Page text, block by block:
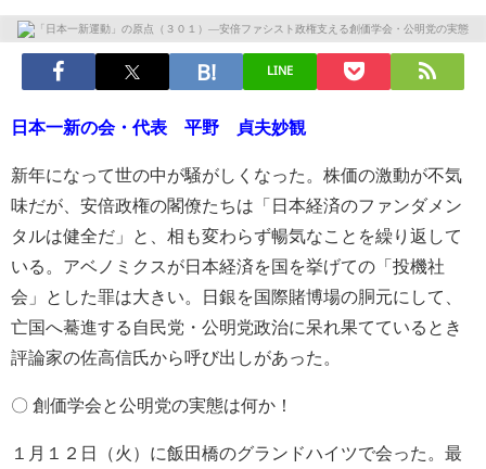
LINE
日本一新の会・代表 平野 貞夫妙観
新年になって世の中が騒がしくなった。株価の激動が不気
味だが、安倍政権の閣僚たちは「日本経済のファンダメン
タルは健全だ」と、相も変わらず暢気なことを繰り返して
いる。アベノミクスが日本経済を国を挙げての「投機社
会」とした罪は大きい。日銀を国際賭博場の胴元にして、
亡国へ驀進する自民党・公明党政治に呆れ果てているとき
評論家の佐高信氏から呼び出しがあった。
〇 創価学会と公明党の実態は何か！
１月１２日（火）に飯田橋のグランドハイツで会った。最